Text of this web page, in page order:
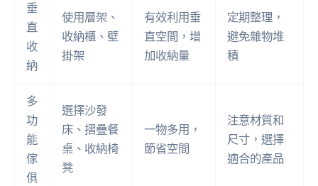
垂
直
收
納
使用層架、
收納櫃、壁
掛架
有效利用垂
直空間，增
加收納量
定期整理，
避免雜物堆
積
多
功
能
傢
俱
選擇沙發
床、摺疊餐
桌、收納椅
凳
一物多用，
節省空間
注意材質和
尺寸，選擇
適合的產品